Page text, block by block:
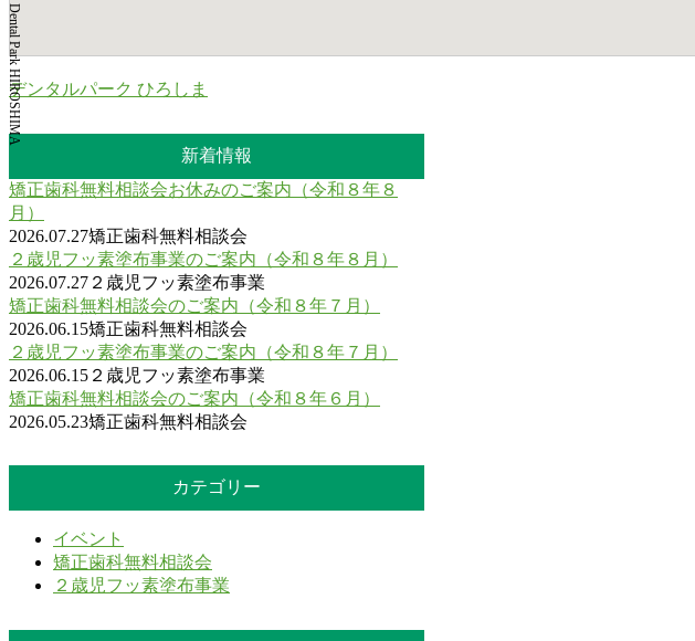
Dental Park HIROSHIMA
デンタルパーク ひろしま
新着情報
矯正歯科無料相談会お休みのご案内（令和８年８
月）
2026.07.27矯正歯科無料相談会
２歳児フッ素塗布事業のご案内（令和８年８月）
2026.07.27 ２歳児フッ素塗布事業
矯正歯科無料相談会のご案内（令和８年７月）
2026.06.15矯正歯科無料相談会
２歳児フッ素塗布事業のご案内（令和８年７月）
2026.06.15 ２歳児フッ素塗布事業
矯正歯科無料相談会のご案内（令和８年６月）
2026.05.23矯正歯科無料相談会
カテゴリー
イベント
矯正歯科無料相談会
２歳児フッ素塗布事業